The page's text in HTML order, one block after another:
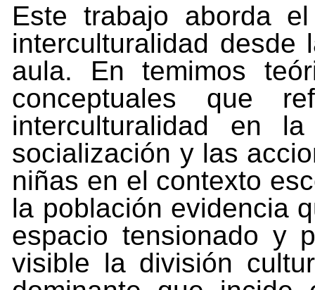
Este trabajo aborda el
interculturalidad desde
aula. En temimos
conceptuales que
interculturalidad en
socialización y las
niñas en el contexto
la población evidencia
espacio tensionado y
visible la división